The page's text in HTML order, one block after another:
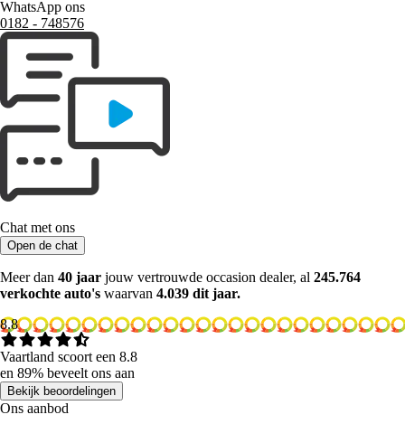
WhatsApp ons
0182 ‑ 748576
Chat met ons
Open de chat
Meer dan 40 jaar jouw vertrouwde occasion dealer, al 245.764
verkochte auto's waarvan 4.039 dit jaar.
8.8
Vaartland scoort een 8.8
en 89% beveelt ons aan
Bekijk beoordelingen
Ons aanbod